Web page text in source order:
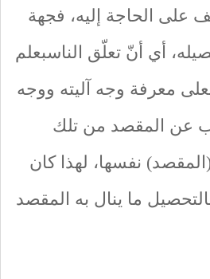
على الحاجة إليه، فجهة
أي أنّ تعلّق الناسبعلم
معرفة وجه آليته ووجه
عن المقصد من تلك
(المقصد) نفسها، لهذا كان
ما ينال به المقصد